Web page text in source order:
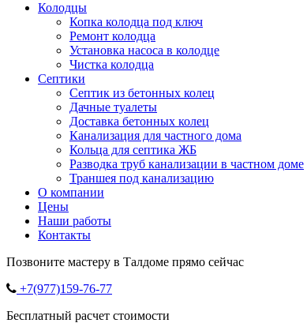
Колодцы
Копка колодца под ключ
Ремонт колодца
Установка насоса в колодце
Чистка колодца
Септики
Септик из бетонных колец
Дачные туалеты
Доставка бетонных колец
Канализация для частного дома
Кольца для септика ЖБ
Разводка труб канализации в частном доме
Траншея под канализацию
О компании
Цены
Наши работы
Контакты
Позвоните мастеру в Талдоме прямо сейчас
+7(977)159-76-77
Бесплатный расчет стоимости